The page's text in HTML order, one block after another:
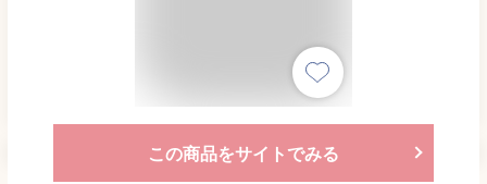
この商品をサイトでみる